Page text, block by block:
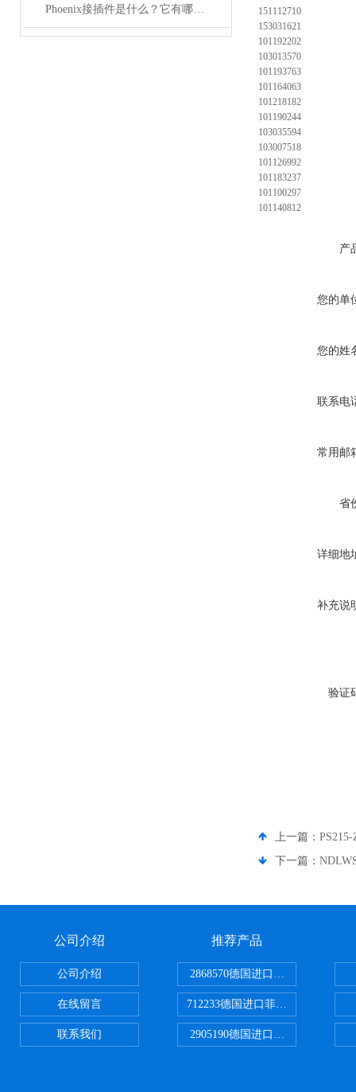
Phoenix接插件是什么？它有哪些分类？
151112710
153031621
101192202
103013570
101193763
101164063
101218182
101190244
103035594
103007518
101126992
101183237
101100297
101140812
产
您的单
您的姓
联系电
常用邮
省
详细地
补充说
验证
上一篇：
下一篇：
公司介绍
公司介绍
在线留言
联系我们
推荐产品
2868570德国进口菲尼克斯电源
712233德国进口菲尼克斯断路器
2905190德国进口菲尼克斯继电器